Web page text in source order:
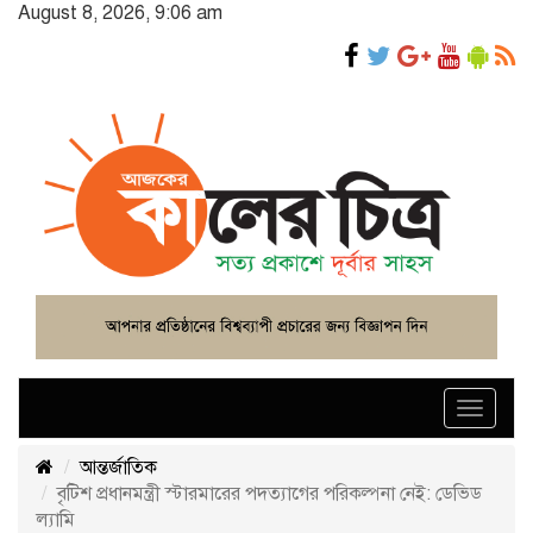
August 8, 2026, 9:06 am
Toggle
আন্তর্জাতিক
বৃটিশ প্রধানমন্ত্রী স্টারমারের পদত্যাগের পরিকল্পনা নেই: ডেভিড
ল্যামি